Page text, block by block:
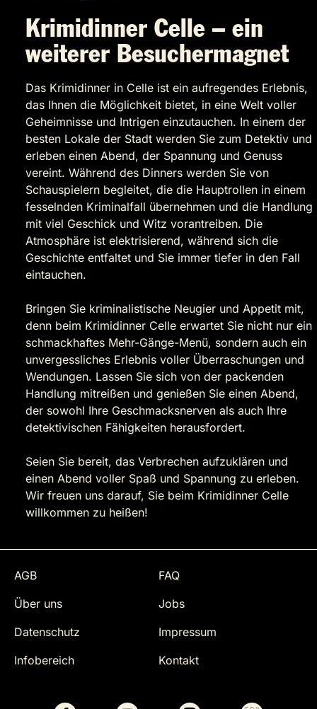
Krimidinner Celle – ein
weiterer Besuchermagnet
Das Krimidinner in Celle ist ein aufregendes Erlebnis,
das Ihnen die Möglichkeit bietet, in eine Welt voller
Geheimnisse und Intrigen einzutauchen. In einem der
besten Lokale der Stadt werden Sie zum Detektiv und
erleben einen Abend, der Spannung und Genuss
vereint. Während des Dinners werden Sie von
Schauspielern begleitet, die die Hauptrollen in einem
fesselnden Kriminalfall übernehmen und die Handlung
mit viel Geschick und Witz vorantreiben. Die
Atmosphäre ist elektrisierend, während sich die
Geschichte entfaltet und Sie immer tiefer in den Fall
eintauchen.
Bringen Sie kriminalistische Neugier und Appetit mit,
denn beim Krimidinner Celle erwartet Sie nicht nur ein
schmackhaftes Mehr-Gänge-Menü, sondern auch ein
unvergessliches Erlebnis voller Überraschungen und
Wendungen. Lassen Sie sich von der packenden
Handlung mitreißen und genießen Sie einen Abend,
der sowohl Ihre Geschmacksnerven als auch Ihre
detektivischen Fähigkeiten herausfordert.
Seien Sie bereit, das Verbrechen aufzuklären und
einen Abend voller Spaß und Spannung zu erleben.
Wir freuen uns darauf, Sie beim Krimidinner Celle
willkommen zu heißen!
AGB
FAQ
Über uns
Jobs
Datenschutz
Impressum
Infobereich
Kontakt